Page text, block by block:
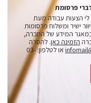
פרסומת
לי הצעות עבודה מעת
ישיר ומשלוח פרסומות
המידע של החברה,
הזמינה כאן. להסרה
או לטלפון: 03-